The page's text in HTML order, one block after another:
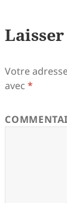
Votre
avec*